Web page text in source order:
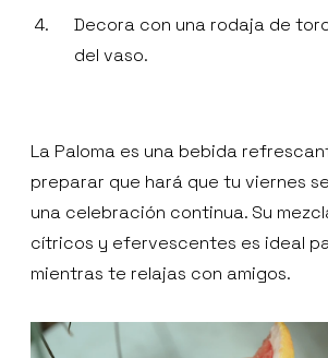
Decora con una rodaja de
del vaso.
La Paloma es una bebida
preparar que hará que tu viernes
una celebración continua. Su
cítricos y efervescentes es ideal
mientras te relajas con amigos.